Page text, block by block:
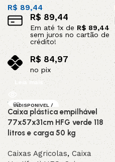
R$89,44
R$ 89,44
Em até 1x de R$ 89,44
sem juros no cartão de
crédito!
R$84,97
no pix
Leia mais
INDISPONIVEL /
SOB ENCOMEND
Caixa plástica empilhável
77x57x31cm HFG verde 118
litros e carga 50 kg
Caixas Agricolas,Caixa